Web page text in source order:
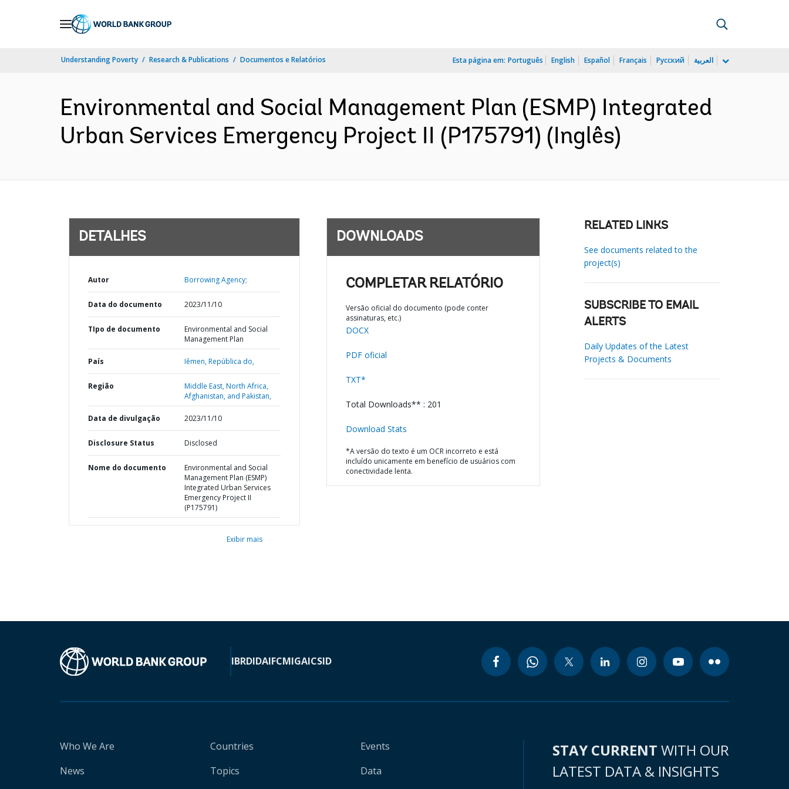
Understanding Poverty Research & Publications Documentos e Relatórios Esta página em: Português English Español Français Русский العربية
Environmental and Social Management Plan (ESMP) Integrated
Urban Services Emergency Project II (P175791) (Inglês)
DETALHES
Autor Borrowing Agency;
Data do documento 2023/11/10
TIpo de documento
Environmental and Social
Management Plan
País Iêmen,República do,
Região
Middle East, North Africa,
Afghanistan, and Pakistan,
Data de divulgação 2023/11/10
Disclosure Status Disclosed
Nome do documento
Environmental and Social
Management Plan (ESMP)
Integrated Urban Services
Emergency Project II
(P175791)
Exibir mais
DOWNLOADS
COMPLETAR RELATÓRIO
Versão oficial do documento (pode conter
assinaturas, etc.)
DOCX
PDF oficial
TXT*
Total Downloads** : 201
Download Stats
*A versão do texto é um OCR incorreto e está
incluído unicamente em benefício de usuários com
conectividade lenta.
RELATED LINKS
See documents related to the
project(s)
SUBSCRIBE TO EMAIL
ALERTS
Daily Updates of the Latest
Projects & Documents
IBRDIDAIFCMIGAICSID
Who We Are
News
Countries
Topics
Events
Data
STAY CURRENT WITH OUR
LATEST DATA & INSIGHTS